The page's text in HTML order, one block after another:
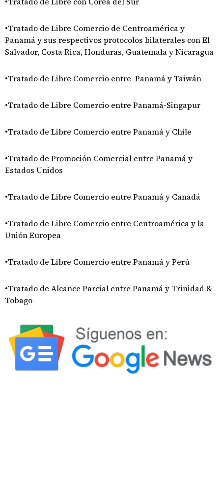
•Tratado de Libre Comercio de Centroamérica y
Panamá y sus respectivos protocolos bilaterales con El
Salvador, Costa Rica, Honduras, Guatemala y Nicaragua
•Tratado de Libre Comercio entre Panamá y Taiwán
•Tratado de Libre Comercio entre Panamá-Singapur
•Tratado de Libre Comercio entre Panamá y Chile
•Tratado de Promoción Comercial entre Panamá y
Estados Unidos
•Tratado de Libre Comercio entre Panamá y Canadá
•Tratado de Libre Comercio entre Centroamérica y la
Unión Europea
•Tratado de Libre Comercio entre Panamá y Perú
•Tratado de Alcance Parcial entre Panamá y Trinidad &
Tobago